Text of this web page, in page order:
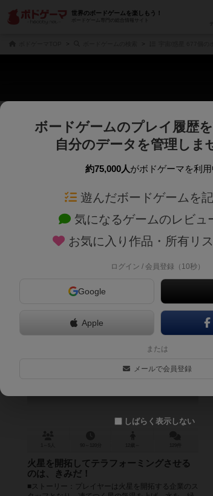
世界のボードゲームを楽しもう！
ボードゲーム専門の総合情報サイト
じっくり表示
商品名、商品説明文、デザイナー名、テーマ名、メカニ
ゲームデ
ゲームデザ
対象年齢を指定します。
テラフォーミングマーズ
8.1
火星を開拓してテラフォーミングさせる
のは、きみだ！
■ストーリー：プレイヤーは火星を開拓する企業のス
ボードゲームのプレイ履歴を
自分のデータを管理しま
約75,000人がボドゲーマを利用
遊んだボードゲームを
気になるゲームのレビュ
お気に入り作品・所有リ
ログイン / 会員登録（10秒）
Google
Apple
または
メールで会員登録
しばらく表示しない